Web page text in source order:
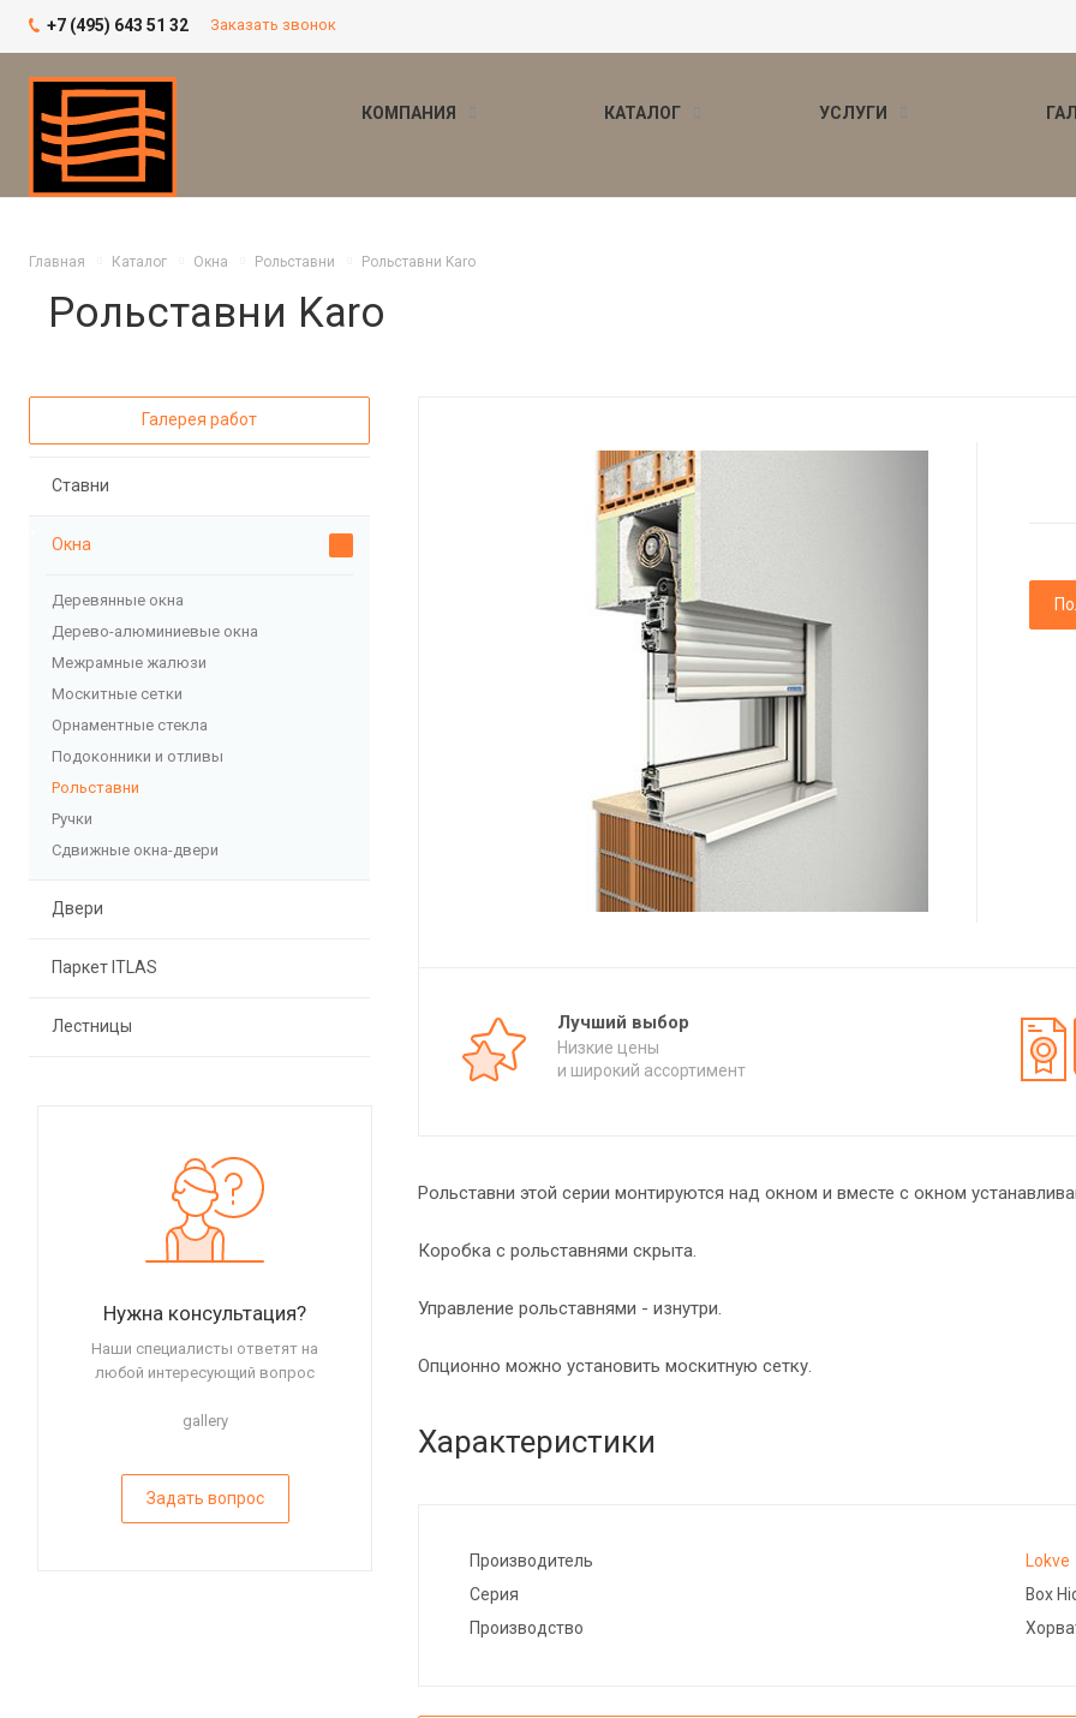
+7 (495) 643 51 32 Заказать звонок
КОМПАНИЯ КАТАЛОГ УСЛУГИ
Главная Каталог Окна Рольставни Рольставни Karo
Рольставни Karo
Лучший выбор
Низкие цены
и широкий ассортимент
Рольставни этой серии монтируются над окном и вместе с окном
Коробка с рольставнями скрыта.
Управление рольставнями - изнутри.
Опционно можно установить москитную сетку.
Характеристики
Производитель
Lokve
Серия
Box
Производство
Галерея работ
Ставни
Окна
Деревянные окна
Дерево-алюминиевые окна
Межрамные жалюзи
Москитные сетки
Орнаментные стекла
Подоконники и отливы
Рольставни
Ручки
Сдвижные окна-двери
Двери
Паркет ITLAS
Лестницы
Нужна консультация?
Наши специалисты ответят на
любой интересующий вопрос
gallery
Задать вопрос